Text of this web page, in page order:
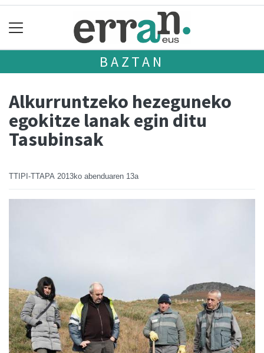
BAZTAN
Alkurruntzeko hezeguneko
egokitze lanak egin ditu
Tasubinsak
TTIPI-TTAPA 2013ko abenduaren 13a